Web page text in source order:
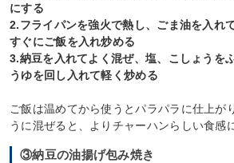
にする
2.フライパンを強火で熱し、ごま油を入れ
すぐにご飯を入れ炒める
3.納豆を入れてよく混ぜ、塩、こしょうを
うゆを回し入れて軽く炒める
ご飯は温めてから使うとパラパラに仕上が
うに混ぜると、よりチャーハンらしい食感
③納豆の油揚げ包み焼き